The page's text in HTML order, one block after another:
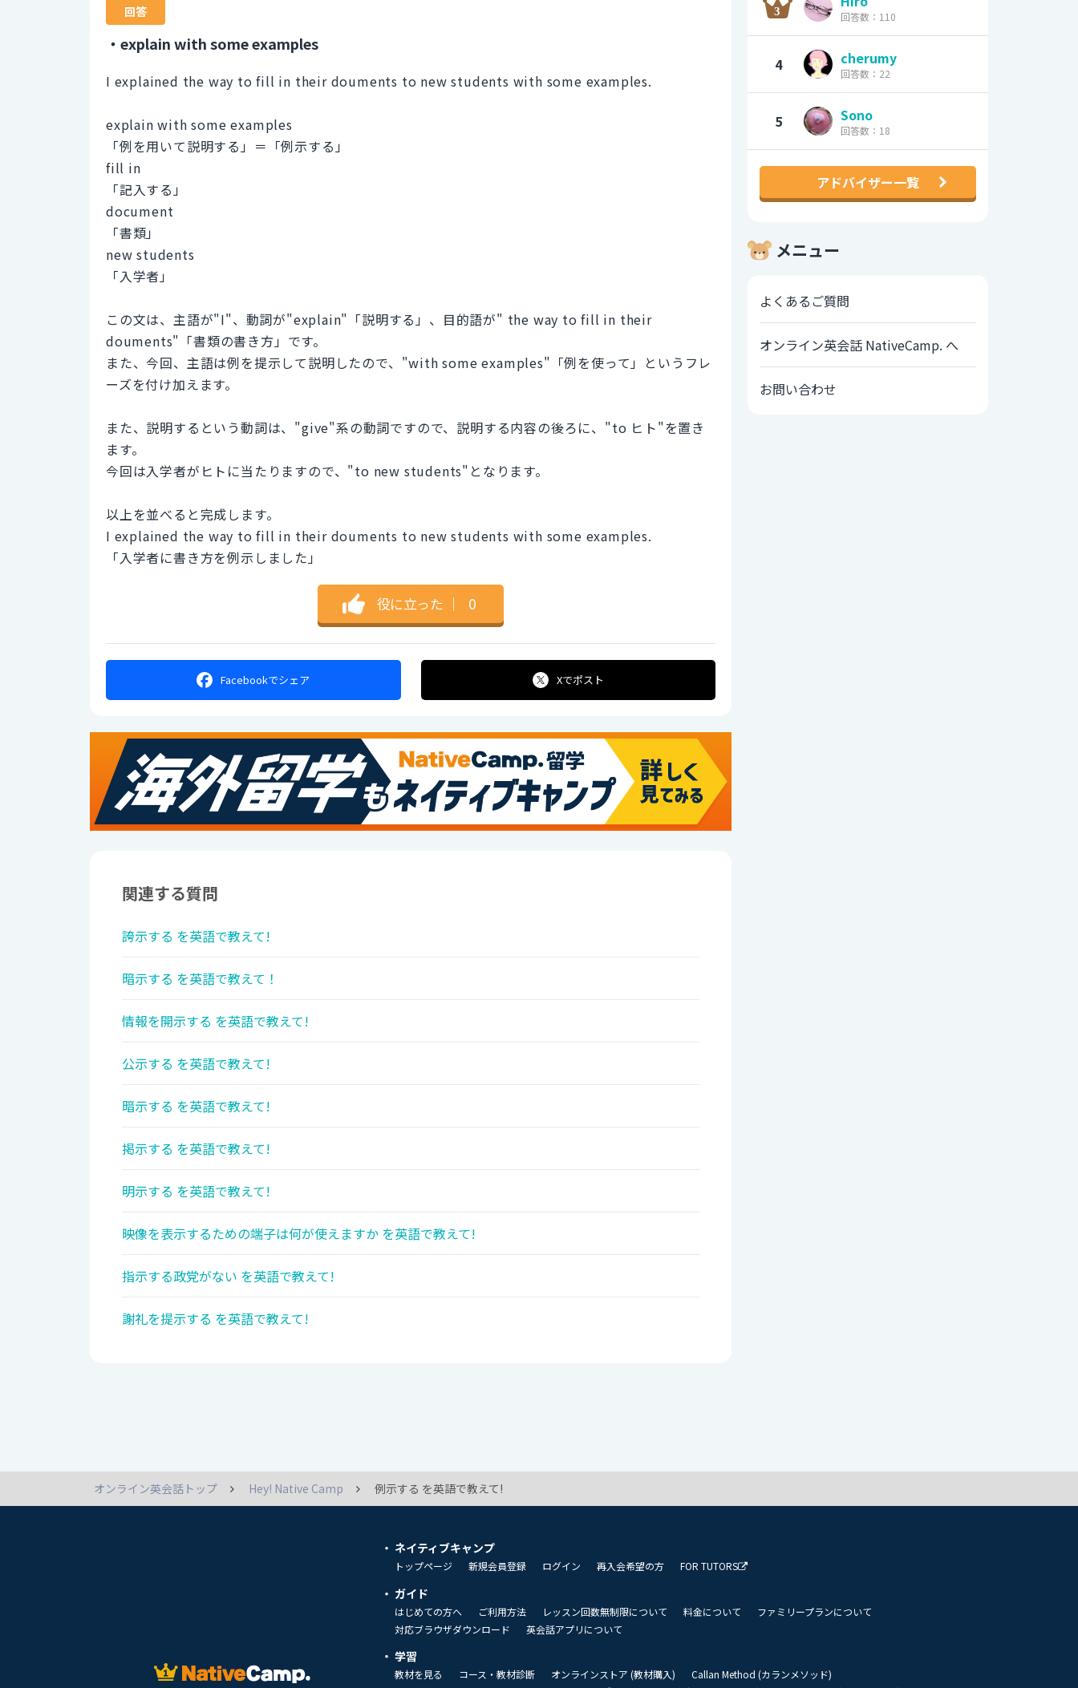
回答
・explain with some examples
I explained the way to fill in their douments to new students with some examples.
explain with some examples
「例を用いて説明する」＝「例示する」
fill in
「記入する」
document
「書類」
new students
「入学者」
この文は、主語が"I"、動詞が"explain"「説明する」、目的語が" the way to fill in their
douments"「書類の書き方」です。
また、今回、主語は例を提示して説明したので、"with some examples"「例を使って」というフレ
ーズを付け加えます。
また、説明するという動詞は、"give"系の動詞ですので、説明する内容の後ろに、"to ヒト"を置き
ます。
今回は入学者がヒトに当たりますので、"to new students"となります。
以上を並べると完成します。
I explained the way to fill in their douments to new students with some examples.
「入学者に書き方を例示しました」
役に立った ｜ 0
Facebookでシェア Xでポスト
関連する質問
誇示する を英語で教えて!
暗示する を英語で教えて！
情報を開示する を英語で教えて!
公示する を英語で教えて!
暗示する を英語で教えて!
掲示する を英語で教えて!
明示する を英語で教えて!
映像を表示するための端子は何が使えますか を英語で教えて!
指示する政党がない を英語で教えて!
謝礼を提示する を英語で教えて!
回答数：110
4 cherumy
回答数：22
5 Sono
回答数：18
アドバイザー一覧
メニュー
よくあるご質問
オンライン英会話 NativeCamp. へ
お問い合わせ
オンライン英会話トップ Hey! Native Camp 例示する を英語で教えて!
ネイティブキャンプ
トップページ 新規会員登録 ログイン 再入会希望の方 FOR TUTORS
ガイド
はじめての方へ ご利用方法 レッスン回数無制限について 料金について
ファミリープランについて
対応ブラウザダウンロード
英会話アプリについて
学習
教材を見る コース・教材診断 オンラインストア (教材購入)
Callan Method (カランメソッド)